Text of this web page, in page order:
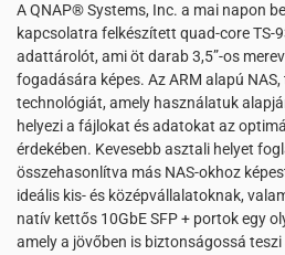
A QNAP® Systems, Inc. a mai napon
kapcsolatra felkészített quad-core TS-
adattárolót, ami öt darab 3,5”-os
fogadására képes. Az ARM alapú
technológiát, amely használatuk
helyezi a fájlokat és adatokat az
érdekében. Kevesebb asztali helyet
összehasonlítva más NAS-okhoz
ideális kis- és középvállalatoknak,
natív kettős 10GbE SFP + portok egy
amely a jövőben is biztonságossá